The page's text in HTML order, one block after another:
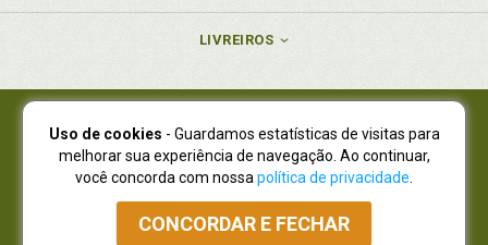
LIVREIROS
Juruá Editora Ltda., CNPJ 77.535.508/0001-19
Juruá Informática Ltda., CNPJ 01.701.561/0001-80
NOVO ENDEREÇO:R. Flávio Dallegrave, 7665, São Lourenço |
Curitiba - Paraná - CEP 82210-310
Atendimento: (41) 4009-3900|Vendas Atacado: (41) 4009-3939
Uso de cookies - Guardamos estatísticas de visitas para
melhorar sua experiência de navegação. Ao continuar,
você concorda com nossa política de privacidade
CONCORDAR E FECHAR